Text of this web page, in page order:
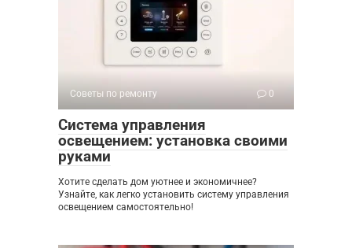
Советы по ремонту 0
Система управления
освещением: установка своими
руками
Хотите сделать дом уютнее и экономичнее?
Узнайте, как легко установить систему управления
освещением самостоятельно!